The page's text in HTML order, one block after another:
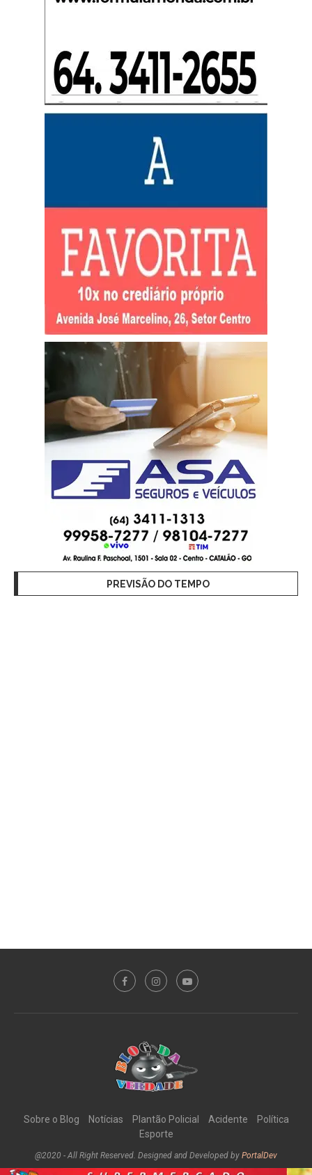
PREVISÃO DO TEMPO
Sobre o Blog Notícias Plantão Policial Acidente
Política
Esporte
@2020 - All Right Reserved. Designed and Developed by PortalDev